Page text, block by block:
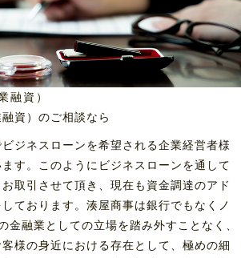
融資）
資）のご相談なら
ジネスローンを希望される企業経営者様
す。このようにビジネスローンを通して
取引させて頂き、現在も資金調達のアド
ております。湊屋商事は銀行でもなくノ
金融業としての立場を踏み外すことなく、
様の身近における存在として、極めの細